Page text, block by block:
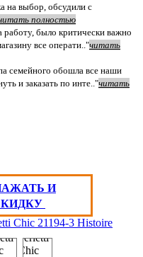
на выбор, обсудили с
ать полностью
работу, было критически важно
все операти.."читать
семейного обошла все наши
и заказать по инте.."читать
И